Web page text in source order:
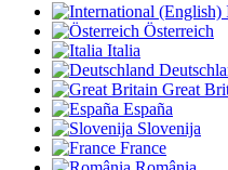
Österreich
Italia
Great
España
Slovenija
France